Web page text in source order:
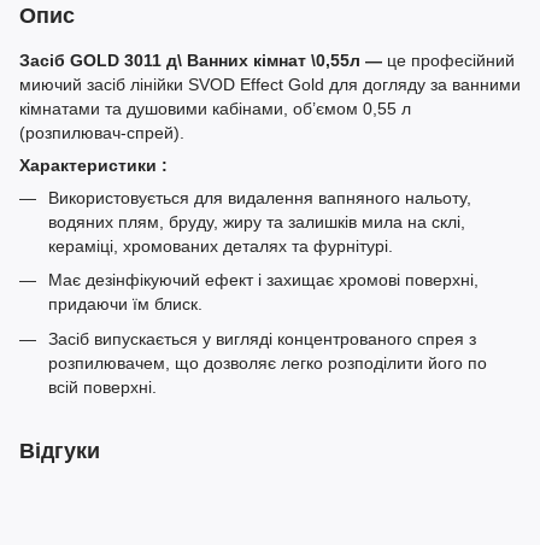
Опис
Засіб GOLD 3011 д\ Ванних кімнат \0,55л — це професійний
миючий засіб лінійки SVOD Effect Gold для догляду за ванними
кімнатами та душовими кабінами, об’ємом 0,55 л
(розпилювач‑спрей).
Характеристики :
Використовується для видалення вапняного нальоту,
водяних плям, бруду, жиру та залишків мила на склі,
кераміці, хромованих деталях та фурнітурі.
Має дезінфікуючий ефект і захищає хромові поверхні,
придаючи їм блиск.
Засіб випускається у вигляді концентрованого спрея з
розпилювачем, що дозволяє легко розподілити його по
всій поверхні.
Відгуки